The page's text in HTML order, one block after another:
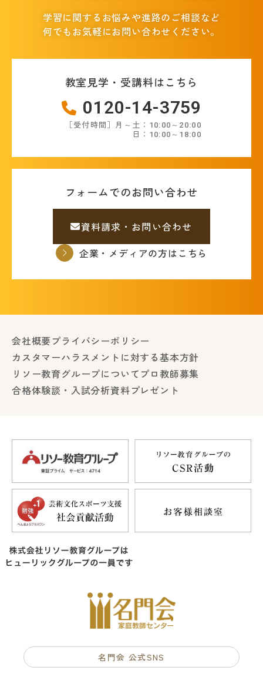
学習に関するお悩みや進路のご相談など
何でもお気軽にお問い合わせください。
教室見学・受講料はこちら
0120-14-3759
［受付時間］月～土：10:00～20:00
日：10:00～18:00
フォームでのお問い合わせ
資料請求・お問い合わせ
企業・メディアの方はこちら
会社概要プライバシーポリシー
カスタマーハラスメントに対する基本方針
リソー教育グループについて プロ教師募集
合格体験談・入試分析資料プレゼント
名門会 公式SNS